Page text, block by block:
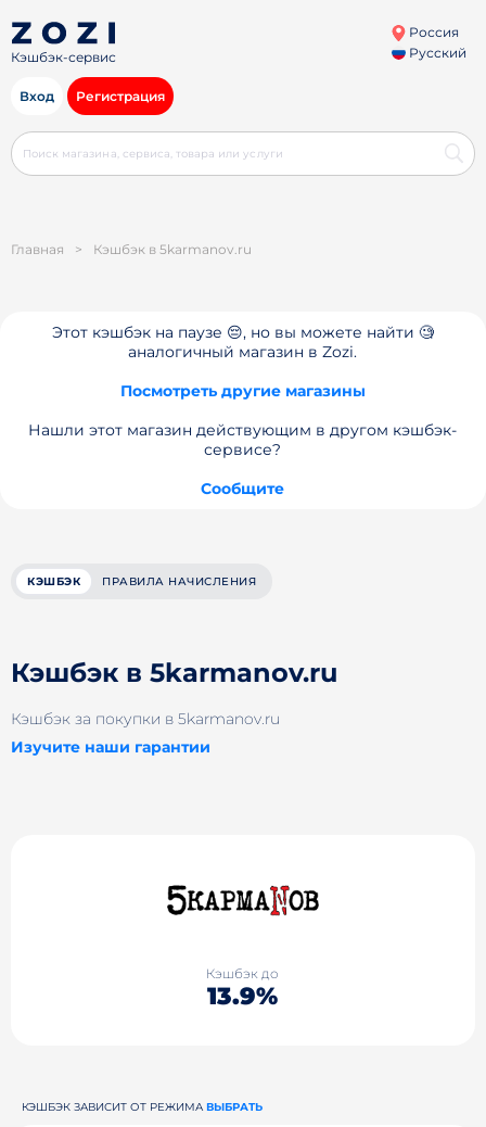
Кэшбэк-сервис
Россия
Русский
Вход Регистрация
Главная > Кэшбэк в 5karmanov.ru
Этот кэшбэк на паузе 😔, но вы можете найти 🧐
аналогичный магазин в Zozi.
Посмотреть другие магазины
Нашли этот магазин действующим в другом кэшбэк-
сервисе?
Сообщите
КЭШБЭК ПРАВИЛА НАЧИСЛЕНИЯ
Кэшбэк в 5karmanov.ru
Кэшбэк за покупки в 5karmanov.ru
Изучите наши гарантии
Кэшбэк до
13.9%
КЭШБЭК ЗАВИСИТ ОТ РЕЖИМА ВЫБРАТЬ